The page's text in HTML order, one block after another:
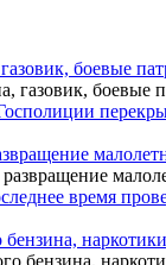
боевые
время